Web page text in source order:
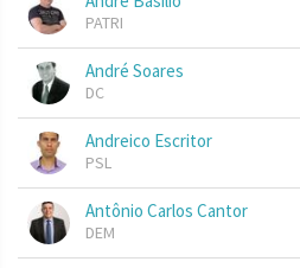
PATRI
André Soares
DC
Andreico Escritor
PSL
Antônio Carlos Cantor
DEM